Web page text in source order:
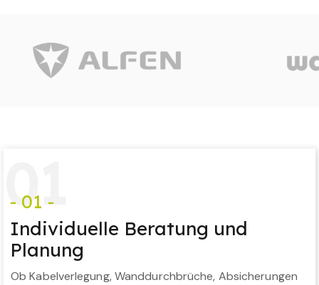
01
- 01 -
Individuelle Beratung und
Planung
Ob Kabelverlegung, Wanddurchbrüche, Absicherungen